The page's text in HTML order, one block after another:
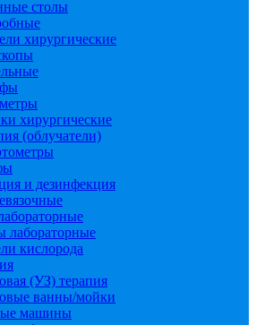
столы
хирургические
хирургические
(облучатели)
и дезинфекция
лабораторные
кислорода
(УЗ) терапия
ванны/мойки
машины